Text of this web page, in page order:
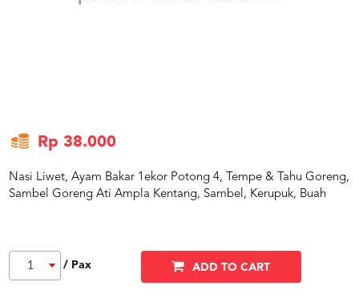
Rp 38.000
Nasi Liwet, Ayam Bakar 1ekor Potong 4, Tempe & Tahu Goreng,
Sambel Goreng Ati Ampla Kentang, Sambel, Kerupuk, Buah
1 / Pax ADD TO CART